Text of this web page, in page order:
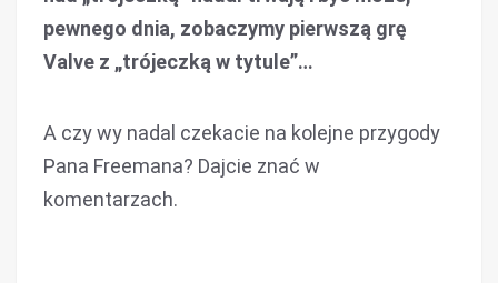
pewnego dnia, zobaczymy pierwszą grę
Valve z „trójeczką w tytule”…
A czy wy nadal czekacie na kolejne przygody
Pana Freemana? Dajcie znać w
komentarzach.